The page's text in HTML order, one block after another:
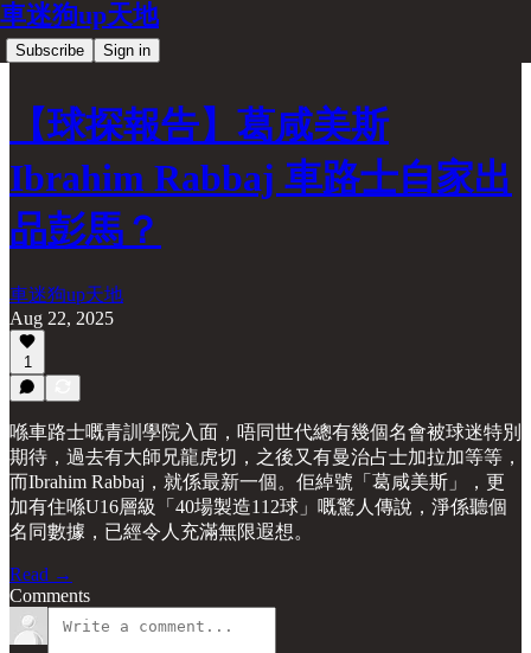
車迷狗up天地
Subscribe Sign in
【球探報告】葛咸美斯
Ibrahim Rabbaj 車路士自家出
品彭馬？
車迷狗up天地
Aug 22, 2025
1
喺車路士嘅青訓學院入面，唔同世代總有幾個名會被球迷特別
期待，過去有大師兄龍虎切，之後又有曼治占士加拉加等等，
而Ibrahim Rabbaj，就係最新一個。佢綽號「葛咸美斯」，更
加有住喺U16層級「40場製造112球」嘅驚人傳說，淨係聽個
名同數據，已經令人充滿無限遐想。
Read →
Comments